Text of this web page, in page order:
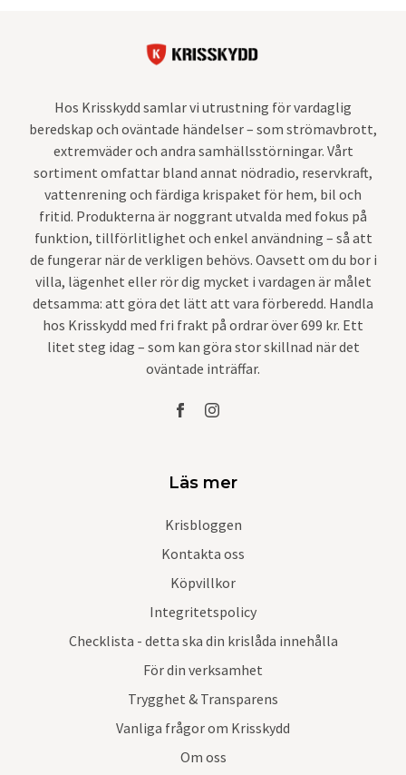
Hos Krisskydd samlar vi utrustning för vardaglig
beredskap och oväntade händelser – som strömavbrott,
extremväder och andra samhällsstörningar. Vårt
sortiment omfattar bland annat nödradio, reservkraft,
vattenrening och färdiga krispaket för hem, bil och
fritid. Produkterna är noggrant utvalda med fokus på
funktion, tillförlitlighet och enkel användning – så att
de fungerar när de verkligen behövs. Oavsett om du bor i
villa, lägenhet eller rör dig mycket i vardagen är målet
detsamma: att göra det lätt att vara förberedd. Handla
hos Krisskydd med fri frakt på ordrar över 699 kr. Ett
litet steg idag – som kan göra stor skillnad när det
oväntade inträffar.
Läs mer
Krisbloggen
Kontakta oss
Köpvillkor
Integritetspolicy
Checklista - detta ska din krislåda innehålla
För din verksamhet
Trygghet & Transparens
Vanliga frågor om Krisskydd
Om oss